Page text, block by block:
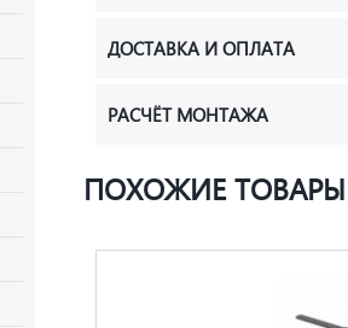
ДОСТАВКА И ОПЛАТА
РАСЧЁТ МОНТАЖА
ПОХОЖИЕ ТОВАРЫ